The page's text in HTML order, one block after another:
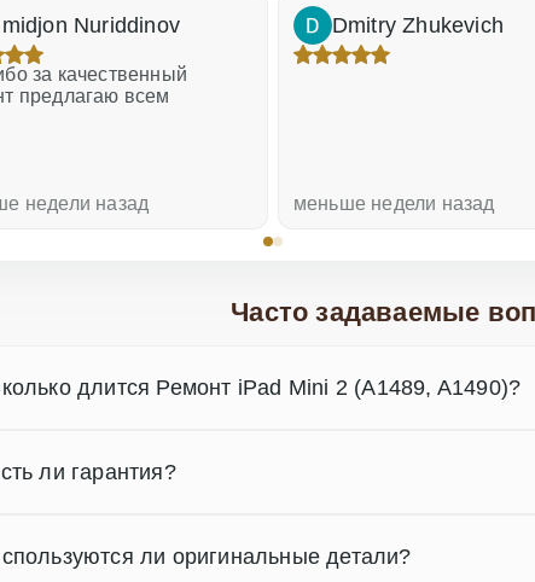
Nuriddinov
за качественный
предлагаю всем
недели назад
Dmitry Zhukevich
меньше недели назад
Часто задаваемые
длится Ремонт iPad Mini 2 (A1489, A1490)?
ли гарантия?
ли оригинальные детали?